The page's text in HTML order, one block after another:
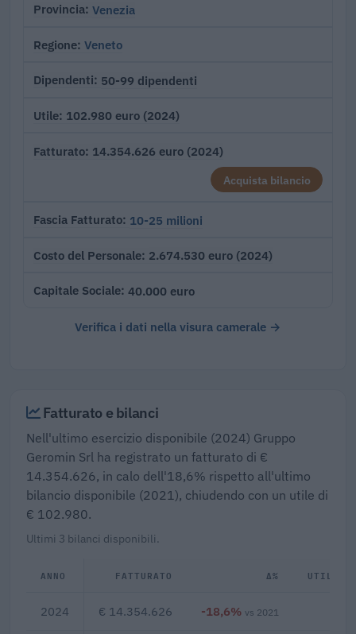
Provincia Venezia
Regione Veneto
Dipendenti 50-99 dipendenti
Utile 102.980 euro (2024)
Fatturato 14.354.626 euro (2024)
Acquista bilancio
Fascia Fatturato 10-25 milioni
Costo del Personale 2.674.530 euro (2024)
Capitale Sociale 40.000 euro
Verifica i dati nella visura camerale →
Fatturato e bilanci
Nell'ultimo esercizio disponibile (2024) Gruppo
Geromin Srl ha registrato un fatturato di €
14.354.626, in calo dell'18,6% rispetto all'ultimo
bilancio disponibile (2021), chiudendo con un utile di
€ 102.980.
Ultimi 3 bilanci disponibili.
ANNO FATTURATO Δ% UTILE/
2024 € 14.354.626 -18,6% vs 2021